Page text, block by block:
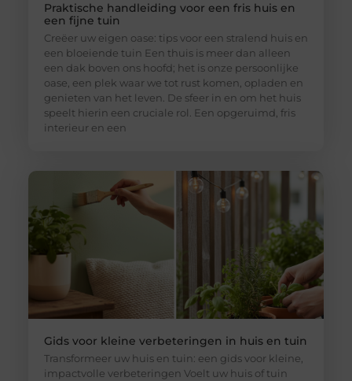
Praktische handleiding voor een fris huis en
een fijne tuin
Creëer uw eigen oase: tips voor een stralend huis en
een bloeiende tuin Een thuis is meer dan alleen
een dak boven ons hoofd; het is onze persoonlijke
oase, een plek waar we tot rust komen, opladen en
genieten van het leven. De sfeer in en om het huis
speelt hierin een cruciale rol. Een opgeruimd, fris
interieur en een
Gids voor kleine verbeteringen in huis en tuin
Transformeer uw huis en tuin: een gids voor kleine,
impactvolle verbeteringen Voelt uw huis of tuin